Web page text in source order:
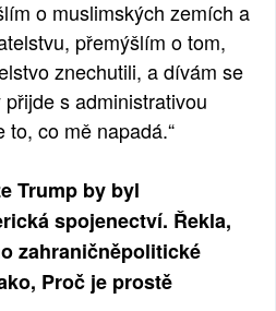
o muslimských zemích a
přemýšlím o tom,
znechutili, a dívám se
s administrativou
to, co mě napadá.“
Trump by byl
spojenectví. Řekla,
zahraničněpolitické
Proč je prostě